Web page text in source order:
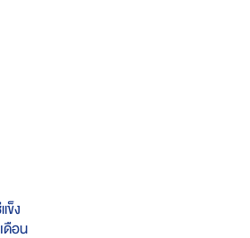
ข็ง
ดือน